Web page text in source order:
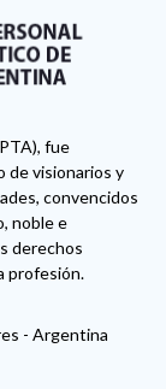
fue
de visionarios y
convencidos
noble e
derechos
profesión.
- Argentina